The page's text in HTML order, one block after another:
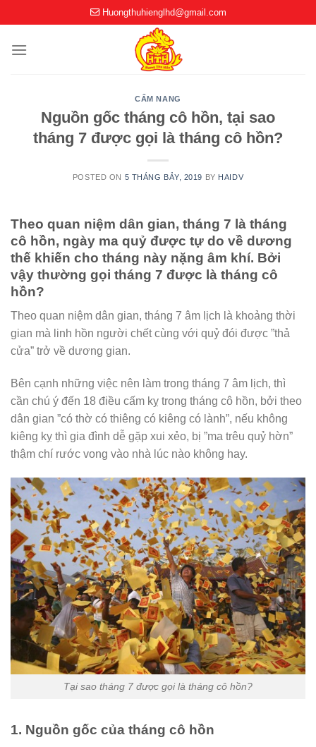
to
content
Huongthuhienglhd@gmail.com
CẨM NANG
Nguồn gốc tháng cô hồn, tại sao
tháng 7 được gọi là tháng cô hồn?
POSTED ON 5 THÁNG BẢY, 2019 BY HAIDV
Theo quan niệm dân gian, tháng 7 là tháng
cô hồn, ngày ma quỷ được tự do về dương
thế khiến cho tháng này nặng âm khí. Bởi
vậy thường gọi tháng 7 được là tháng cô
hồn?
Theo quan niệm dân gian, tháng 7 âm lịch là khoảng thời
gian mà linh hồn người chết cùng với quỷ đói được ”thả
cửa” trở về dương gian.
Bên cạnh những việc nên làm trong tháng 7 âm lịch, thì
cần chú ý đến 18 điều cấm kỵ trong tháng cô hồn, bởi theo
dân gian ”có thờ có thiêng có kiêng có lành”, nếu không
kiêng kỵ thì gia đình dễ gặp xui xẻo, bị ”ma trêu quỷ hờn”
thậm chí rước vong vào nhà lúc nào không hay.
Tại sao tháng 7 được gọi là tháng cô hồn?
1. Nguồn gốc của tháng cô hồn